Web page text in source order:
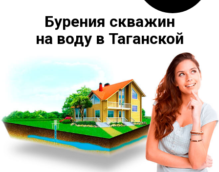
Бурения скважин
на воду в Таганской